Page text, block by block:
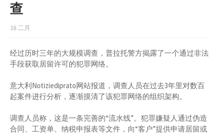
查
16 二月
经过历时三年的大规模调查，普拉托警方揭露了一个通过非法
手段获取居留许可的犯罪网络。
意大利Notiziediprato网站报道，调查人员在过去3年里对数百
起案件进行分析，逐渐摸清了该犯罪网络的组织架构。
调查人员称，这是一条完善的“流水线”。犯罪嫌疑人通过伪造
合同、工资单、纳税申报表等文件，向“客户”提供申请居留或